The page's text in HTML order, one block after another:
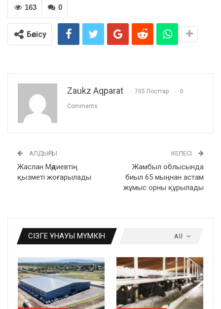
0
163
Бөлісу
Zaukz Aqparat 705 Посттар 0
Comments
АЛДЫҢҒЫ
Жаслан Мәдиевтің
қызметі жоғарылады
КЕЛЕСІ
Жамбыл облысында
биыл 65 мыңнан астам
жұмыс орны құрылады
All
СІЗГЕ ҰНАУЫ МҮМКІН